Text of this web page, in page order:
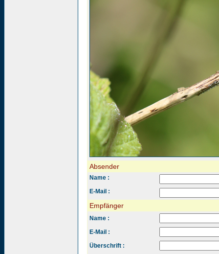
Absender
Name :
E-Mail :
Empfänger
Name :
E-Mail :
Überschrift :